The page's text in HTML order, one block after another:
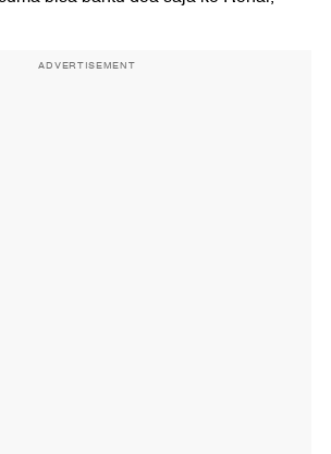
ADVERTISEMENT